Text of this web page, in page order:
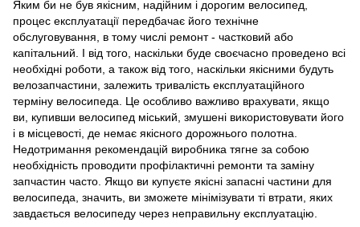
Яким би не був якісним, надійним і дорогим велосипед,
процес експлуатації передбачає його технічне
обслуговування, в тому числі ремонт - частковий або
капітальний. І від того, наскільки буде своєчасно проведено всі
необхідні роботи, а також від того, наскільки якісними будуть
велозапчастини, залежить тривалість експлуатаційного
терміну велосипеда. Це особливо важливо врахувати, якщо
ви, купивши велосипед міський, змушені використовувати його
і в місцевості, де немає якісного дорожнього полотна.
Недотримання рекомендацій виробника тягне за собою
необхідність проводити профілактичні ремонти та заміну
запчастин часто. Якщо ви купуєте якісні запасні частини для
велосипеда, значить, ви зможете мінімізувати ті втрати, яких
завдається велосипеду через неправильну експлуатацію.